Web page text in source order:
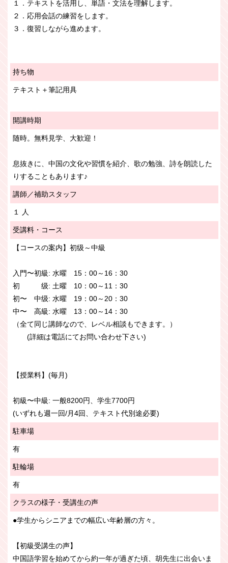
１．テキストを活用し、単語・文法を理解します。
２．応用会話の練習をします。
３．復習しながら進めます。
持ち物
テキスト＋筆記用具
開講時期
随時。無料見学、大歓迎！
息抜きに、中国の文化や習慣を紹介、歌の勉強、詩を朗読した
りすることもあります♪
講師／補助スタッフ
１ 人
受講料・コース
【コースの案内】初级～中級
入門〜初級: 水曜 15：00～16：30
初 级: 土曜 10：00～11：30
初〜 中级: 水曜 19：00～20：30
中〜 高級: 水曜 13：00～14：30
（全て同じ講師なので、レベル相談もできます。）
(詳細は電話にてお問い合わせ下さい)
【授業料】(毎月)
初級〜中級: 一般8200円、学生7700円
(いずれも週一回/月4回、テキスト代別途必要)
駐車場
有
駐輪場
有
クラスの様子・受講生の声
●学生からシニアまでの幅広い年齢層の方々。
【初級受講生の声】
中国語学習を始めてから約一年が過ぎた頃、胡先生に出会いま